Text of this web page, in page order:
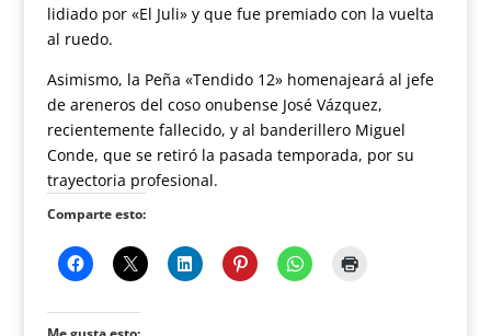
lidiado por «El Juli» y que fue premiado con la vuelta
al ruedo.
Asimismo, la Peña «Tendido 12» homenajeará al jefe
de areneros del coso onubense José Vázquez,
recientemente fallecido, y al banderillero Miguel
Conde, que se retiró la pasada temporada, por su
trayectoria profesional.
Comparte esto: